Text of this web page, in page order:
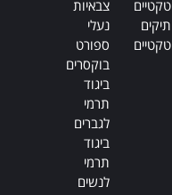
טקטיים
תיקים
טקטיים
צבאיות
נעלי
ספורט
בוקסרים
ביגוד
תרמי
לגברים
ביגוד
תרמי
לנשים